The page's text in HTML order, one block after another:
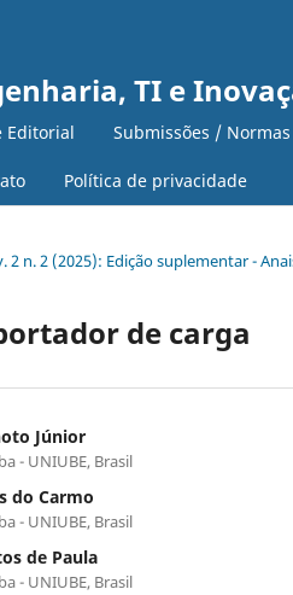
TI e
Editorial Submissões /
Política de privacidade
2 n. 2 (2025): Edição suplementar -
de carga
Júnior
- UNIUBE, Brasil
do Carmo
- UNIUBE, Brasil
de Paula
- UNIUBE, Brasil